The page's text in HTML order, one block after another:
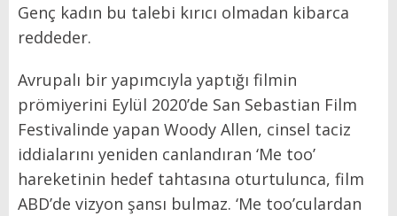
Genç kadın bu talebi kırıcı olmadan kibarca
reddeder.
Avrupalı bir yapımcıyla yaptığı filmin
prömiyerini Eylül 2020’de San Sebastian Film
Festivalinde yapan Woody Allen, cinsel taciz
iddialarını yeniden canlandıran ‘Me too’
hareketinin hedef tahtasına oturtulunca, film
ABD’de vizyon şansı bulmaz. ‘Me too’culardan